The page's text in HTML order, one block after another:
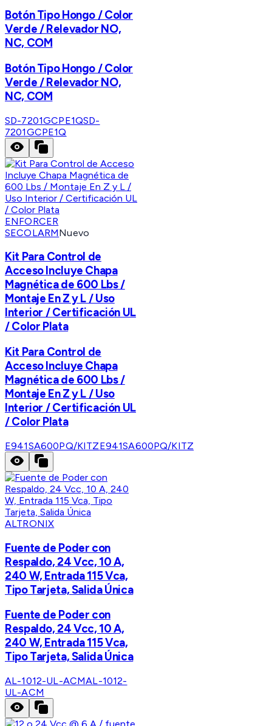
Botón Tipo Hongo / Color
Verde / Relevador NO,
NC, COM
Botón Tipo Hongo / Color
Verde / Relevador NO,
NC, COM
SD-7201GCPE1QSD-
7201GCPE1Q
ENFORCER
SECOLARMNuevo
Kit Para Control de
Acceso Incluye Chapa
Magnética de 600 Lbs /
Montaje En Z y L / Uso
Interior / Certificación UL
/ Color Plata
Kit Para Control de
Acceso Incluye Chapa
Magnética de 600 Lbs /
Montaje En Z y L / Uso
Interior / Certificación UL
/ Color Plata
E941SA600PQ/KITZE941SA600PQ/KITZ
ALTRONIX
Fuente de Poder con
Respaldo, 24 Vcc, 10 A,
240 W, Entrada 115 Vca,
Tipo Tarjeta, Salida Única
Fuente de Poder con
Respaldo, 24 Vcc, 10 A,
240 W, Entrada 115 Vca,
Tipo Tarjeta, Salida Única
AL-1012-UL-ACMAL-1012-
UL-ACM